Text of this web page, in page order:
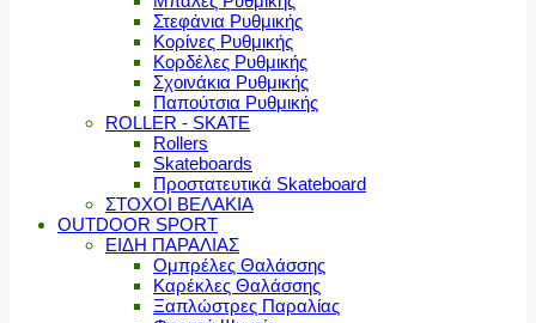
Στεφάνια Ρυθμικής
Κορίνες Ρυθμικής
Κορδέλες Ρυθμικής
Σχοινάκια Ρυθμικής
Παπούτσια Ρυθμικής
ROLLER - SKATE
Rollers
Skateboards
Προστατευτικά Skateboard
ΣΤΟΧΟΙ ΒΕΛΑΚΙΑ
OUTDOOR SPORT
ΕΙΔΗ ΠΑΡΑΛΙΑΣ
Ομπρέλες Θαλάσσης
Καρέκλες Θαλάσσης
Ξαπλώστρες Παραλίας